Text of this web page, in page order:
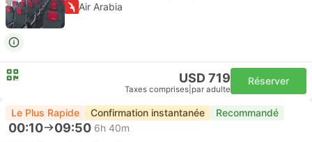
Air Arabia
USD 719
Taxes comprises par adulte
Réserver
Le Plus Rapide Confirmation instantanée Recommandé
00:10 09:50 6h 40m